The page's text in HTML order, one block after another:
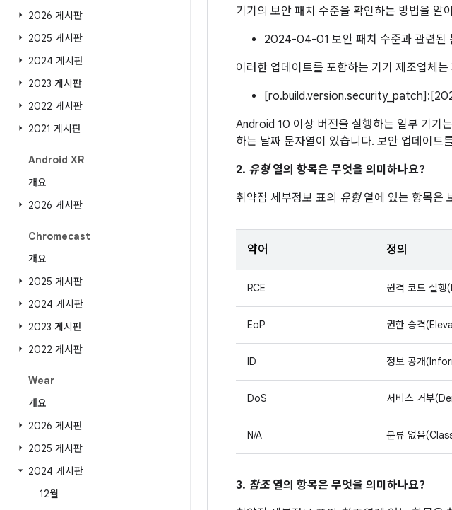
2026 게시판
2025 게시판
2024 게시판
2023 게시판
2022 게시판
2021 게시판
Android XR
개요
2026 게시판
Chromecast
개요
2025 게시판
2024 게시판
2023 게시판
2022 게시판
Wear
개요
2026 게시판
2025 게시판
2024 게시판
12월
기기의 보안 패치 수준을 확인하는 방법을 알
2024-04-01 보안 패치 수준과 관련된
이러한 업데이트를 포함하는 기기 제조업체
Android 10 이상 버전을 실행하는 일부 기기
하는 날짜 문자열이 있습니다. 보안 업데이트
2. 유형열의 항목은 무엇을 의미하나요?
취약점 세부정보 표의 유형열에 있는 항목은
약어 정의
RCE 원격 코드 실
EoP 권한 승격
ID 정보 공개
DoS 서비스 거부
N/A 분류 없음
3. 참조열의 항목은 무엇을 의미하나요?